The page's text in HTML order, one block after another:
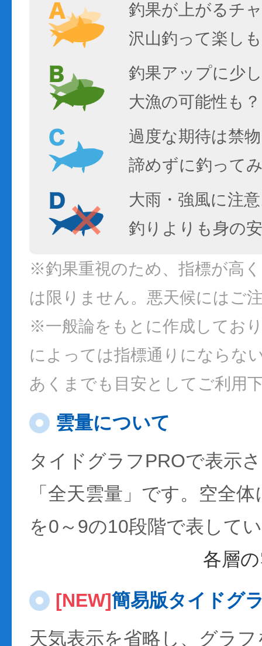
釣果が上がるチ
沢山釣って楽し
釣果アップに少
大漁の可能性も？
過度な期待は禁
諦めずに釣って
大雨・強風に注
釣りよりも身の
※釣果重視のため、指標が高
は限りません。悪天候にはご
※一般論をもとに作成してお
によっては指標通りにならな
あくまでも目安としてご利用
雲量について
タイドグラフPROで表示
「全天雲量」です。空全
を0～9の10段階で表して
各層
[NEW]簡易版タイドグ
天気表示を省略し、グラ